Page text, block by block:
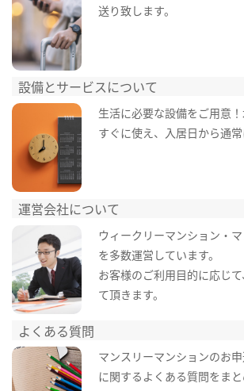
送り致します。
設備とサービスについて
生活に必要な設備をご用意
すぐに使え、入居日から通常
運営会社について
ウィークリーマンション・
を多数運営しています。
お客様のご利用目的に応じ
て頂きます。
よくある質問
マンスリーマンションのお
に関するよくある質問をまと